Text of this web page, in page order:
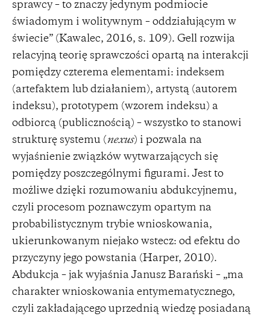
sprawcy – to znaczy jedynym podmiocie
świadomym i wolitywnym – oddziałującym w
świecie” (Kawalec, 2016, s. 109). Gell rozwija
relacyjną teorię sprawczości opartą na interakcji
pomiędzy czterema elementami: indeksem
(artefaktem lub działaniem), artystą (autorem
indeksu), prototypem (wzorem indeksu) a
odbiorcą (publicznością) – wszystko to stanowi
strukturę systemu (nexus) i pozwala na
wyjaśnienie związków wytwarzających się
pomiędzy poszczególnymi figurami. Jest to
możliwe dzięki rozumowaniu abdukcyjnemu,
czyli procesom poznawczym opartym na
probabilistycznym trybie wnioskowania,
ukierunkowanym niejako wstecz: od efektu do
przyczyny jego powstania (Harper, 2010).
Abdukcja – jak wyjaśnia Janusz Barański – „ma
charakter wnioskowania entymematycznego,
czyli zakładającego uprzednią wiedzę posiadaną